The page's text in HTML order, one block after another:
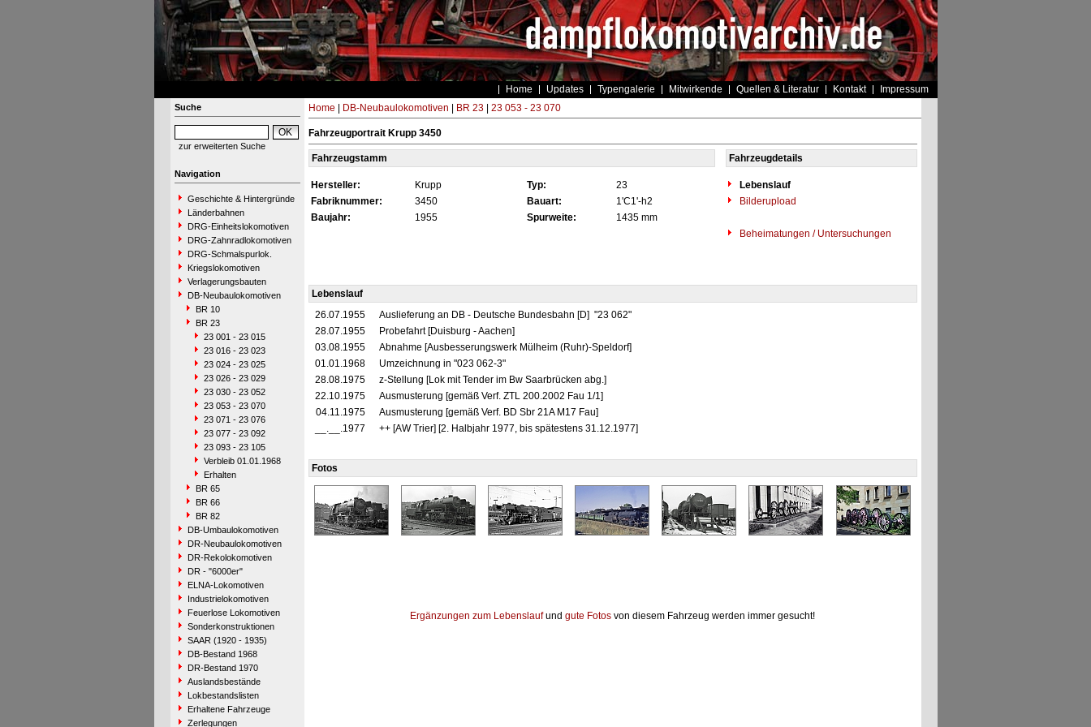
Home Updates Typengalerie Mitwirkende Quellen & Literatur Kontakt Impressum
Suche
zur erweiterten Suche
Navigation
Geschichte & Hintergründe
Länderbahnen
DRG-Einheitslokomotiven
DRG-Zahnradlokomotiven
DRG-Schmalspurlok.
Kriegslokomotiven
Verlagerungsbauten
DB-Neubaulokomotiven
BR 10
BR 23
23 001 - 23 015
23 016 - 23 023
23 024 - 23 025
23 026 - 23 029
23 030 - 23 052
23 053 - 23 070
23 071 - 23 076
23 077 - 23 092
23 093 - 23 105
Verbleib 01.01.1968
Erhalten
BR 65
BR 66
BR 82
DB-Umbaulokomotiven
DR-Neubaulokomotiven
DR-Rekolokomotiven
DR - "6000er"
ELNA-Lokomotiven
Industrielokomotiven
Feuerlose Lokomotiven
Sonderkonstruktionen
SAAR (1920 - 1935)
DB-Bestand 1968
DR-Bestand 1970
Auslandsbestände
Lokbestandslisten
Erhaltene Fahrzeuge
Zerlegungen
Home DB-Neubaulokomotiven BR 23| 23 053 - 23 070
Fahrzeugportrait Krupp 3450
Fahrzeugstamm Fahrzeugdetails
Hersteller: Krupp Typ: 23
Lebenslauf
Fabriknummer:
3450 Bauart: 1'C1'-h2
Bilderupload
Baujahr:
1955 Spurweite:
1435 mm
Beheimatungen / Untersuchungen
Lebenslauf
26.07.1955
Auslieferung an DB - Deutsche Bundesbahn [D] "23 062"
28.07.1955
Probefahrt [Duisburg - Aachen]
03.08.1955
Abnahme [Ausbesserungswerk Mülheim (Ruhr)-Speldorf]
01.01.1968
Umzeichnung in "023 062-3"
28.08.1975
z-Stellung [Lok mit Tender im Bw Saarbrücken abg.]
22.10.1975
Ausmusterung [gemäß Verf. ZTL 200.2002 Fau 1/1]
04.11.1975
Ausmusterung [gemäß Verf. BD Sbr 21A M17 Fau]
__.__.1977
++ [AW Trier] [2. Halbjahr 1977, bis spätestens 31.12.1977]
Fotos
Ergänzungen zum Lebenslaufund gute Fotos von diesem Fahrzeug werden immer gesucht!